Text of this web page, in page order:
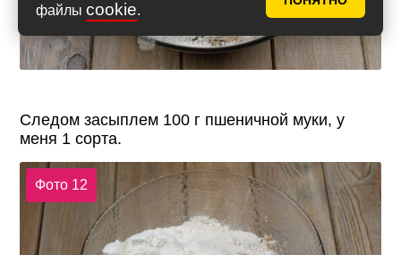
файлы cookie.
Следом засыплем 100 г пшеничной муки, у
меня 1 сорта.
Фото 12